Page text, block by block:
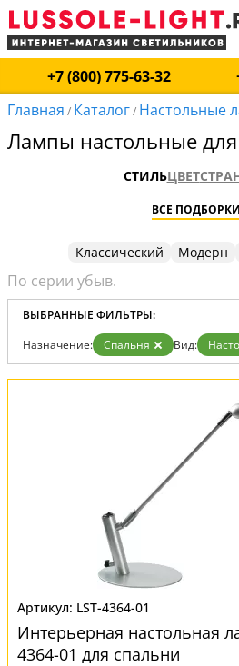
+7 (800) 775-63-32
Главная / Каталог/ Настольные
Лампы настольные
СТИЛЬЦВЕТ
ВСЕ ПОДБОРКИ
Классический Модерн
ВЫБРАННЫЕ ФИЛЬТРЫ:
Назначение: Спальня Вид:
LST-4364-01
Интерьерная настольная
4364-01 для спальни